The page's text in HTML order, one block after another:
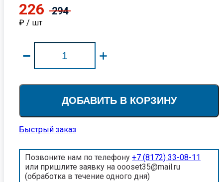
226 294
₽ / шт
ДОБАВИТЬ В КОРЗИНУ
Быстрый заказ
Позвоните нам по телефону +7 (8172) 33-08-11
или пришлите заявку на oooset35@mail.ru
(обработка в течение одного дня)